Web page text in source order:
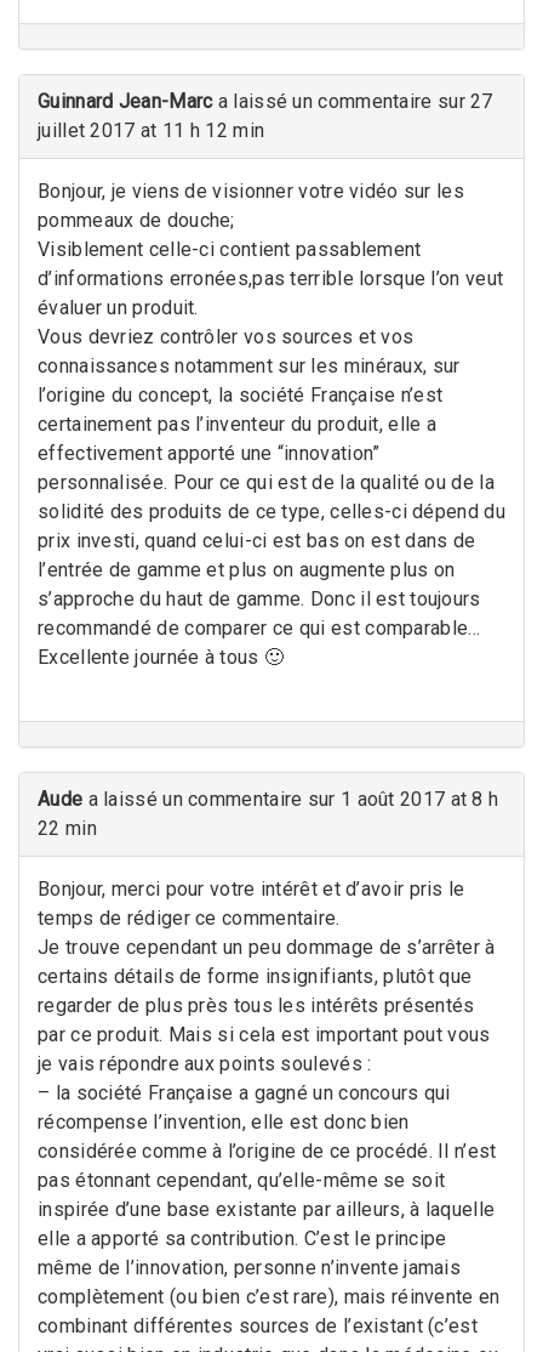
Guinnard Jean-Marc a laissé un commentaire sur 27
juillet 2017 at 11 h 12 min
Bonjour, je viens de visionner votre vidéo sur les
pommeaux de douche;
Visiblement celle-ci contient passablement
d’informations erronées,pas terrible lorsque l’on veut
évaluer un produit.
Vous devriez contrôler vos sources et vos
connaissances notamment sur les minéraux, sur
l’origine du concept, la société Française n’est
certainement pas l’inventeur du produit, elle a
effectivement apporté une “innovation”
personnalisée. Pour ce qui est de la qualité ou de la
solidité des produits de ce type, celles-ci dépend du
prix investi, quand celui-ci est bas on est dans de
l’entrée de gamme et plus on augmente plus on
s’approche du haut de gamme. Donc il est toujours
recommandé de comparer ce qui est comparable…
Excellente journée à tous 🙂
Aude a laissé un commentaire sur 1 août 2017 at 8 h
22 min
Bonjour, merci pour votre intérêt et d’avoir pris le
temps de rédiger ce commentaire.
Je trouve cependant un peu dommage de s’arrêter à
certains détails de forme insignifiants, plutôt que
regarder de plus près tous les intérêts présentés
par ce produit. Mais si cela est important pout vous
je vais répondre aux points soulevés :
– la société Française a gagné un concours qui
récompense l’invention, elle est donc bien
considérée comme à l’origine de ce procédé. Il n’est
pas étonnant cependant, qu’elle-même se soit
inspirée d’une base existante par ailleurs, à laquelle
elle a apporté sa contribution. C’est le principe
même de l’innovation, personne n’invente jamais
complètement (ou bien c’est rare), mais réinvente en
combinant différentes sources de l’existant (c’est